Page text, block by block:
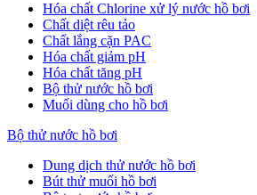
Hóa chất Chlorine xử lý nước hồ bơi
Chất diệt rêu tảo
Chất lắng cặn PAC
Hóa chất giảm pH
Hóa chất tăng pH
Bộ thử nước hồ bơi
Muối dùng cho hồ bơi
Bộ thử nước hồ bơi
Dung dịch thử nước hồ bơi
Bút thử muối hồ bơi